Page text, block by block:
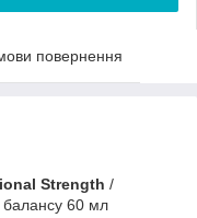
повернення
Strength /
балансу 60 мл